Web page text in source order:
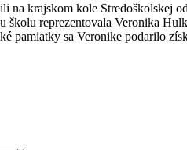
na krajskom kole Stredoškolskej
školu reprezentovala Veronika
pamiatky sa Veronike podarilo